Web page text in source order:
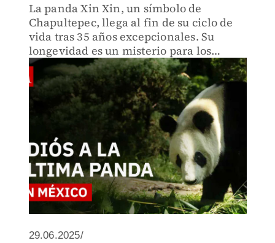
La panda Xin Xin, un símbolo de
Chapultepec, llega al fin de su ciclo de
vida tras 35 años excepcionales. Su
longevidad es un misterio para los
expertos. ¿Habrá más pandas en México?
29.06.2025/